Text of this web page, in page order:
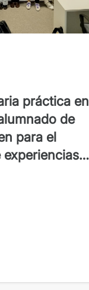
práctica en
de
para el